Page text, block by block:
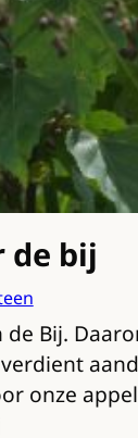
de bij
de Bij.
onze